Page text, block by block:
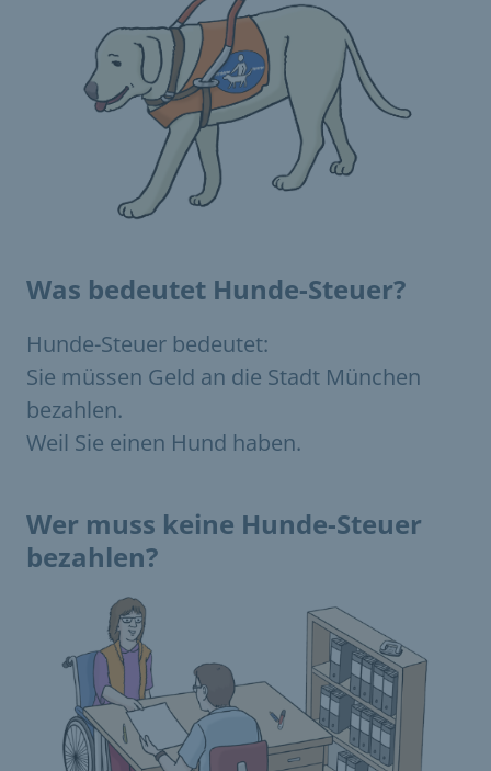
Was bedeutet Hunde-Steuer?
Hunde-Steuer bedeutet:
Sie müssen Geld an die Stadt München
bezahlen.
Weil Sie einen Hund haben.
Wer muss keine Hunde-Steuer
bezahlen?